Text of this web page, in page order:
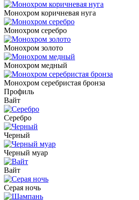
Монохром коричневая нуга
Монохром серебро
Монохром золото
Монохром медный
Монохром серебристая бронза
Профиль
Вайт
Серебро
Черный
Черный муар
Вайт
Серая ночь